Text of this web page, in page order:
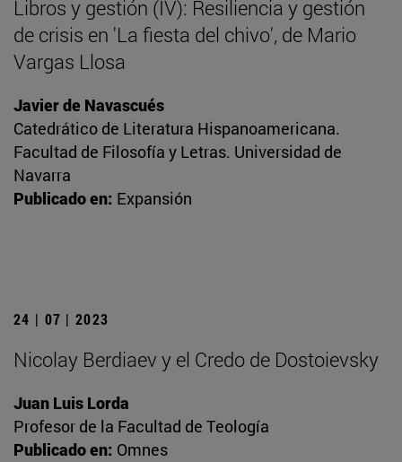
Libros y gestión (IV): Resiliencia y gestión
de crisis en 'La fiesta del chivo', de Mario
Vargas Llosa
Javier de Navascués
Catedrático de Literatura Hispanoamericana.
Facultad de Filosofía y Letras. Universidad de
Navarra
Publicado en: Expansión
24 | 07 | 2023
Nicolay Berdiaev y el Credo de Dostoievsky
Juan Luis Lorda
Profesor de la Facultad de Teología
Publicado en: Omnes